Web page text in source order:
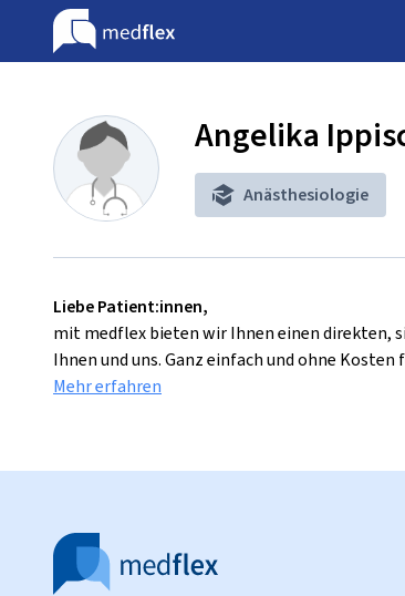
Angelika
Anästhesiologie
Liebe Patient:innen,
mit medflex bieten wir Ihnen einen direkten,
Ihnen und uns. Ganz einfach und ohne Kosten
Mehr erfahren